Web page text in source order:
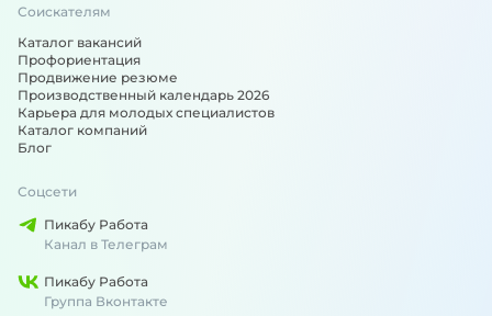
Соискателям
Каталог вакансий
Профориентация
Продвижение резюме
Производственный календарь 2026
Карьера для молодых специалистов
Каталог компаний
Блог
Соцсети
Пикабу Работа
Канал в Телеграм
Пикабу Работа
Группа Вконтакте